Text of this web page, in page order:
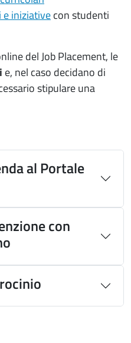
e iniziativecon studenti
del Job Placement, le
e, nel caso decidano di
stipulare una
al Portale
con